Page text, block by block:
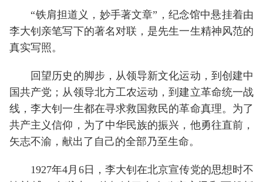
“铁肩担道义，妙手著文章”，纪念馆中悬挂着由
李大钊亲笔写下的著名对联，是先生一生精神风范的
真实写照。
回望历史的脚步，从领导新文化运动，到创建中
国共产党；从领导北方工农运动，到建立革命统一战
线，李大钊一生都在寻求救国救民的革命真理。为了
共产主义信仰，为了中华民族的振兴，他勇往直前，
矢志不渝，献出了自己的全部乃至生命。
1927年4月6日，李大钊在北京宣传党的思想时不